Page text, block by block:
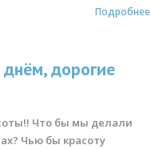
Подробнее
дорогие
Что бы мы делали
Чью бы красоту